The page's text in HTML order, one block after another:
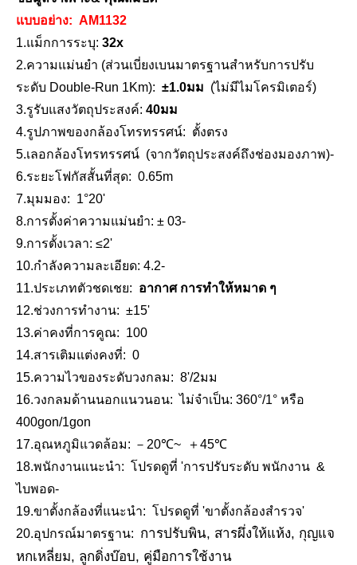
เครื่องวัดระดับอัตโนมัติ (Mag.:38x; A.:45mm)
แบบอย่าง: AM1132
1.แม็กการระบุ: 32x
2.ความแม่นยำ (ส่วนเบี่ยงเบนมาตรฐานสำหรับการปรับ
ระดับ Double-Run 1Km): ±1.0มม (ไม่มีไมโครมิเตอร์)
3.รูรับแสงวัตถุประสงค์: 40มม
4.รูปภาพของกล้องโทรทรรศน์: ตั้งตรง
5.เลอกล้องโทรทรรศน์ (จากวัตถุประสงค์ถึงช่องมองภาพ)-
6.ระยะโฟกัสสั้นที่สุด: 0.65m
7.มุมมอง: 1°20'
8.การตั้งค่าความแม่นยำ: ± 03-
9.การตั้งเวลา: ≤2'
10.กำลังความละเอียด: 4.2-
11.ประเภทตัวชดเชย: อากาศ การทำให้หมาด ๆ
12.ช่วงการทำงาน: ±15'
13.ค่าคงที่การคูณ: 100
14.สารเติมแต่งคงที่: 0
15.ความไวของระดับวงกลม: 8'/2มม
16.วงกลมด้านนอกแนวนอน: ไม่จำเป็น: 360°/1° หรือ
400gon/1gon
17.อุณหภูมิแวดล้อม: － 20℃~ ＋45℃
18.พนักงานแนะนำ: โปรดดูที่ 'การปรับระดับ พนักงาน &
ไบพอด-
19.ขาตั้งกล้องที่แนะนำ: โปรดดูที่ 'ขาตั้งกล้องสำรวจ'
20.อุปกรณ์มาตรฐาน: การปรับพิน, สารผึ่งให้แห้ง, กุญแจ
หกเหลี่ยม, ลูกดิ่งบ๊อบ, คู่มือการใช้งาน